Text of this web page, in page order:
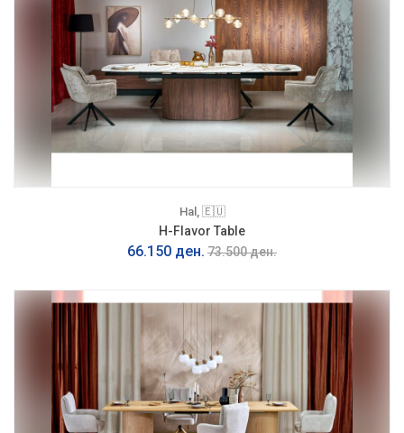
Hal, 🇪🇺
H-Flavor Table
66.150 ден. 73.500 ден.